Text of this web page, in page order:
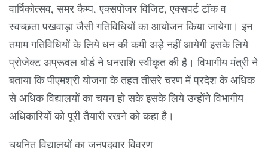
वार्षिकोत्सव, समर कैम्प, एक्सपोजर विजिट, एक्सपर्ट टॉक व
स्वच्छता पखवाड़ा जैसी गतिविधियों का आयोजन किया जायेगा। इन
तमाम गतिविधियों के लिये धन की कमी अड़े नहीं आयेगी इसके लिये
प्रोजेक्ट अप्रूवल बोर्ड ने धनराशि स्वीकृत की है। विभागीय मंत्री ने
बताया कि पीएमश्री योजना के तहत तीसरे चरण में प्रदेश के अधिक
से अधिक विद्यालयों का चयन हो सके इसके लिये उन्होंने विभागीय
अधिकारियों को पूरी तैयारी रखने को कहा है।
चयनित विद्यालयों का जनपदवार विवरण